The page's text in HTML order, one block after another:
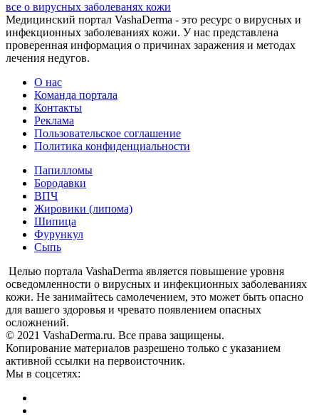
все о вирусных заболеванях кожи
Медицинский портал VashaDerma - это ресурс о вирусных и
инфекционных заболеваниях кожи. У нас представлена
проверенная информация о причинах заражения и методах
лечения недугов.
О нас
Команда портала
Контакты
Реклама
Пользовательское соглашение
Политика конфиденциальности
Папилломы
Бородавки
ВПЧ
Жировики (липома)
Шипица
Фурункул
Сыпь
Целью портала VashaDerma является повышение уровня
осведомленности о вирусных и инфекционных заболеваниях
кожи. Не занимайтесь самолечением, это может быть опасно
для вашего здоровья и чревато появлением опасных
осложнений.
© 2021 VashaDerma.ru. Все права защищены.
Копирование материалов разрешено только с указанием
активной ссылки на первоисточник.
Мы в соцсетях: